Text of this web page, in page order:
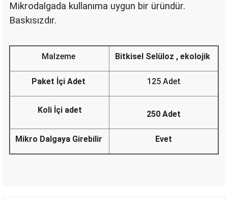
Mikrodalgada kullanıma uygun bir üründür.
Baskısızdır.
Malzeme Bitkisel Selüloz , ekolojik
Paket İçi Adet 125 Adet
Koli İçi adet 250 Adet
Mikro Dalgaya Girebilir Evet